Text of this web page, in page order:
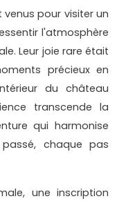
pour visiter un
l'atmosphère
Leur joie rare était
précieux en
du château
transcende la
qui harmonise
chaque pas
une inscription